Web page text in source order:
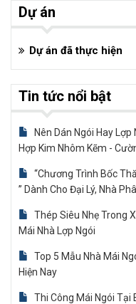
Dự án
Dự án đã thực hiện
Tin tức nổi bật
Nên Dán Ngói Hay
Hợp Kim Nhôm Kẽm -
“Chương Trình Bốc
” Dành Cho Đại Lý, Nhà
Thép Siêu Nhẹ Trong
Mái Nhà Lợp Ngói
Top 5 Mẫu Nhà Mái
Hiện Nay
Thi Công Mái Ngói Tại